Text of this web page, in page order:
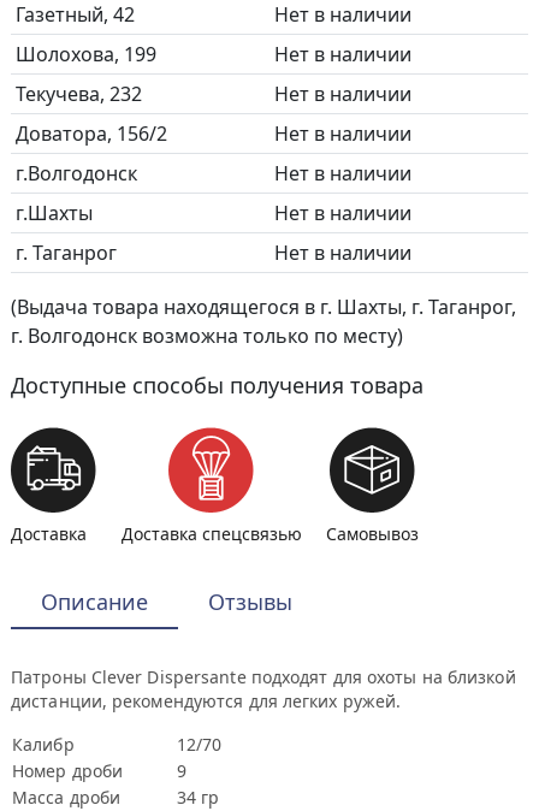
Газетный, 42
Нет в наличии
Шолохова, 199
Нет в наличии
Текучева, 232
Нет в наличии
Доватора, 156/2
Нет в наличии
г.Волгодонск
Нет в наличии
г.Шахты
Нет в наличии
г. Таганрог
Нет в наличии
(Выдача товара находящегося в г. Шахты, г. Таганрог,
г. Волгодонск возможна только по месту)
Доступные способы получения товара
Доставка Доставка спецсвязью Самовывоз
Описание Отзывы
Патроны Clever Dispersante подходят для охоты на близкой
дистанции, рекомендуются для легких ружей.
Калибр
12/70
Номер дроби
9
Масса дроби
34 гр